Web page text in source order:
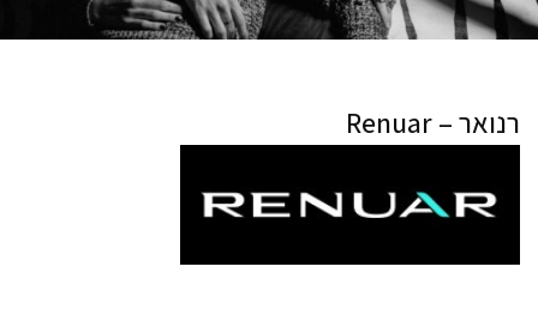
רנואר – Renuar